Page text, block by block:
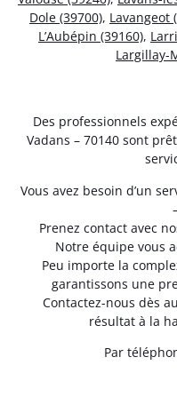
Dole (39700), Lavangeot
L’Aubépin (39160),
Largillay-
Des professionnels
Vadans – 70140 sont
Vous avez besoin d’un
Prenez contact avec
Notre équipe vous
Peu importe la
garantissons une
Contactez-nous dès
résultat à la
Par